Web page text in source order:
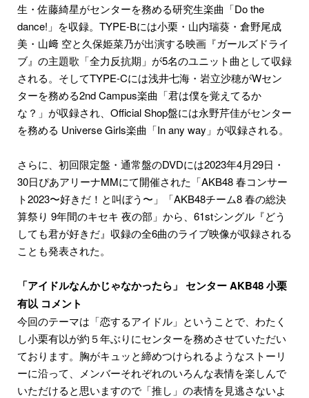
生・佐藤綺星がセンターを務める研究生楽曲「Do the
dance!」を収録。TYPE-Bには小栗・山内瑞葵・倉野尾成
美・山﨑 空と久保姫菜乃が出演する映画『ガールズドライ
ブ』の主題歌「全力反抗期」が5名のユニット曲として収録
される。そしてTYPE-Cには浅井七海・岩立沙穂がWセン
ターを務める2nd Campus楽曲「君は僕を覚えてるか
な？」が収録され、Official Shop盤には永野芹佳がセンター
を務める Universe Girls楽曲「In any way」が収録される。
さらに、初回限定盤・通常盤のDVDには2023年4月29日・
30日ぴあアリーナMMにて開催された「AKB48 春コンサー
ト2023〜好きだ！と叫ぼう〜」「AKB48チーム8 春の総決
算祭り 9年間のキセキ 夜の部」から、61stシングル『どう
しても君が好きだ』収録の全6曲のライブ映像が収録される
ことも発表された。
「アイドルなんかじゃなかったら」 センター AKB48 小栗
有以 コメント
今回のテーマは「恋するアイドル」ということで、わたく
し小栗有以が約５年ぶりにセンターを務めさせていただい
ております。胸がキュッと締めつけられるようなストーリ
ーに沿って、メンバーそれぞれのいろんな表情を楽しんで
いただけると思いますので「推し」の表情を見逃さないよ